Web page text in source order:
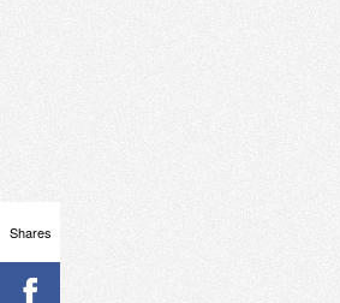
Shares